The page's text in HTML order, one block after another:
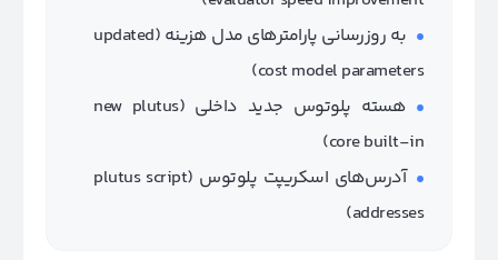
به روزرسانی پارامترهای مدل هزینه (updated
cost model parameters)
هسته پلوتوس جدید داخلی (new plutus
core built-in)
آدرس‌های اسکریپت پلوتوس (plutus script
addresses)